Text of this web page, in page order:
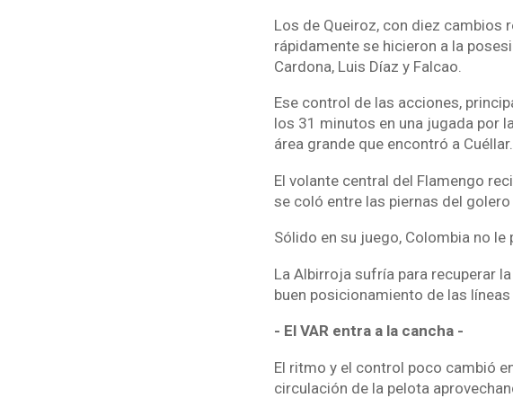
Los de Queiroz, con diez cambios
rápidamente se hicieron a la
Cardona, Luis Díaz y Falcao.
Ese control de las acciones,
los 31 minutos en una jugada por
área grande que encontró a Cuéllar.
El volante central del Flamengo
se coló entre las piernas del
Sólido en su juego, Colombia no
La Albirroja sufría para recuperar
buen posicionamiento de las líneas
- El VAR entra a la cancha -
El ritmo y el control poco cambió
circulación de la pelota